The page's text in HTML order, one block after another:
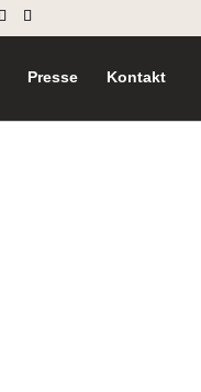
Presse Kontakt